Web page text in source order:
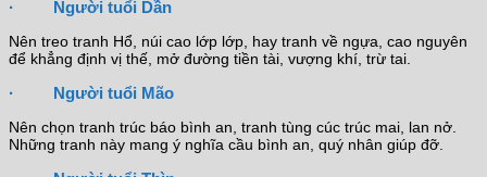
· Người tuổi Dần
Nên treo tranh Hổ, núi cao lớp lớp, hay tranh về ngựa, cao nguyên
để khẳng định vị thế, mở đường tiền tài, vượng khí, trừ tai.
· Người tuổi Mão
Nên chọn tranh trúc báo bình an, tranh tùng cúc trúc mai, lan nở.
Những tranh này mang ý nghĩa cầu bình an, quý nhân giúp đỡ.